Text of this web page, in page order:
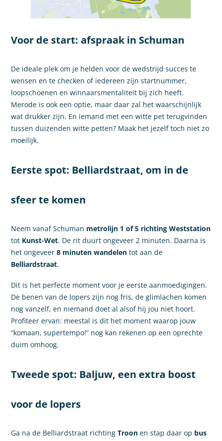
Voor de start: afspraak in Schuman
De ideale plek om je helden voor de wedstrijd succes te
wensen en te checken of iedereen zijn startnummer,
loopschoenen en winnaarsmentaliteit bij zich heeft.
Merode is ook een optie, maar daar zal het waarschijnlijk
wat drukker zijn. En iemand met een witte pet terugvinden
tussen duizenden witte petten? Maak het jezelf toch niet zo
moeilijk.
Eerste spot: Belliardstraat, om in de
sfeer te komen
Neem vanaf Schuman metrolijn 1 of 5 richting Weststation
tot Kunst-Wet. De rit duurt ongeveer 2 minuten. Daarna is
het ongeveer8 minuten wandelen tot aan de
Belliardstraat.
Dit is het perfecte moment voor je eerste aanmoedigingen.
De benen van de lopers zijn nog fris, de glimlachen komen
nog vanzelf, en niemand doet al alsof hij jou niet hoort.
Profiteer ervan: meestal is dit het moment waarop jouw
“komaan, supertempo!” nog kan rekenen op een oprechte
duim omhoog.
Tweede spot: Baljuw, een extra boost
voor de lopers
Ga na de Belliardstraat richtingTroon en stap daar op bus